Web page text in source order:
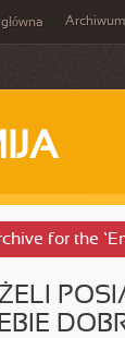
Archiwum
for the